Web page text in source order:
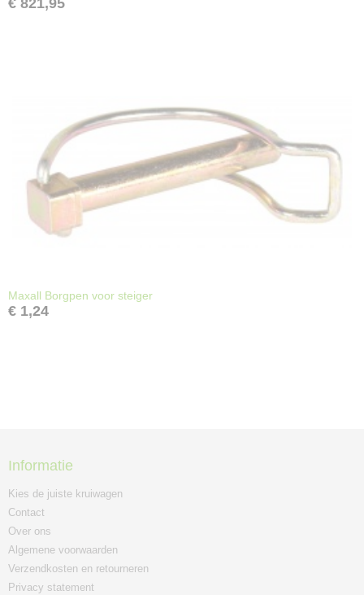
€ 821,95
Maxall Borgpen voor steiger
€ 1,24
Informatie
Kies de juiste kruiwagen
Contact
Over ons
Algemene voorwaarden
Verzendkosten en retourneren
Privacy statement